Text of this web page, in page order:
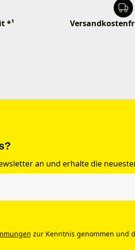
*¹
an und erhalte die
zur Kenntnis genommen und